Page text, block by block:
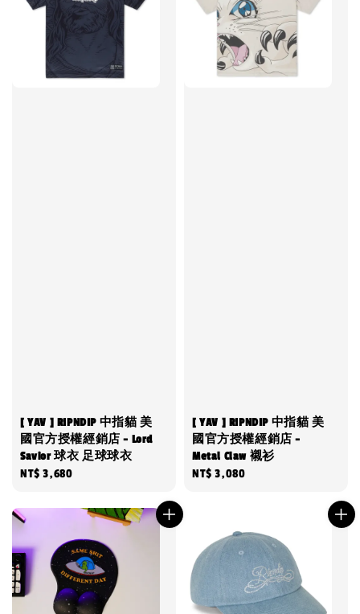
[ YAV ] RIPNDIP 中指貓 美
國官方授權經銷店 - Lord
Savior 球衣 足球球衣
Regular
NT$ 3,680
[ YAV ] RIPNDIP 中指貓 美
國官方授權經銷店 -
Metal Claw 襯衫
Regular
NT$ 3,080